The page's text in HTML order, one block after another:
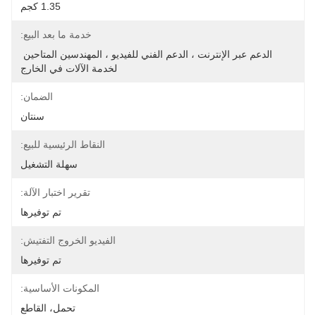
1.35 كجم
خدمة ما بعد البيع:
لخدمة الآلات في الخارج
الضمان:
سنتان
النقاط الرئيسية للبيع:
سهلة التشغيل
تقرير اختبار الآلة:
تم توفيرها
الفيديو الخروج التفتيش:
تم توفيرها
المكونات الأساسية:
تحمل، القاطع